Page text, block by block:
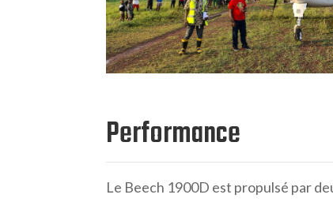
Performance
Le Beech 1900D est propulsé par